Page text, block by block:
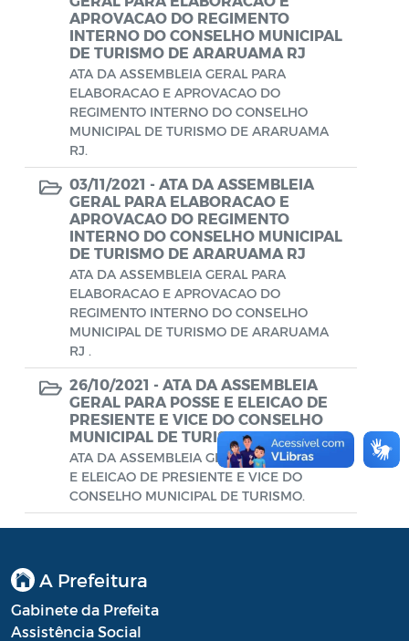
CONCURSO GUARDA MUNICIPAL Nº 002
Concurso Público
Conselho Municipal - CACS FUNDEB
Conselho Municipal de Assistência Social
Conselho Municipal de Educação
Conselho Municipal de Habitação -
CMHA
Conselho Municipal de Saúde
Conselho Municipal de Turismo
Sustentável Rural e Pesqueiro de
Araruama – COMDESURP-AR
Conselho Municipal do Idoso (COMID)
Conselho Municipal do Meio Ambiente -
CONDEMA
APROVACAO DO REGIMENTO
INTERNO DO CONSELHO MUNICIPAL
DE TURISMO DE ARARUAMA RJ
ATA DA ASSEMBLEIA GERAL PARA
ELABORACAO E APROVACAO DO
REGIMENTO INTERNO DO CONSELHO
MUNICIPAL DE TURISMO DE ARARUAMA
RJ.
03/11/2021 - ATA DA ASSEMBLEIA
GERAL PARA ELABORACAO E
APROVACAO DO REGIMENTO
INTERNO DO CONSELHO MUNICIPAL
DE TURISMO DE ARARUAMA RJ
ATA DA ASSEMBLEIA GERAL PARA
ELABORACAO E APROVACAO DO
REGIMENTO INTERNO DO CONSELHO
MUNICIPAL DE TURISMO DE ARARUAMA
RJ .
26/10/2021 - ATA DA ASSEMBLEIA
GERAL PARA POSSE E ELEICAO DE
PRESIENTE E VICE DO CONSELHO
MUNICIPAL DE TURISMO.
ATA DA ASSEMBLEIA GERAL PARA POSSE
E ELEICAO DE PRESIENTE E VICE DO
CONSELHO MUNICIPAL DE TURISMO.
A Prefeitura
Gabinete da Prefeita
Assistência Social